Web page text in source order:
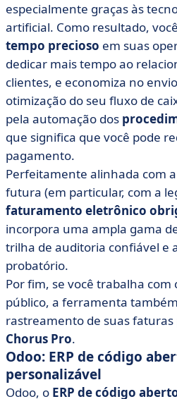
especialmente graças às
artificial. Como resultado, você
tempo precioso em suas
dedicar mais tempo ao
clientes, e economiza no
otimização do seu fluxo de
pela automação dos
que significa que você pode
pagamento.
Perfeitamente alinhada com
futura (em particular, com a
faturamento eletrônico
incorpora uma ampla gama
trilha de auditoria confiável e
probatório.
Por fim, se você trabalha com
público, a ferramenta
rastreamento de suas
Chorus Pro.
Odoo: ERP de código
personalizável
Odoo, o ERP de código